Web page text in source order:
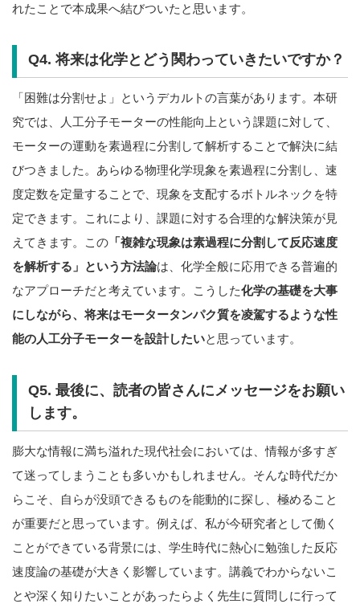
れたことで本成果へ結びついたと思います。
Q4. 将来は化学とどう関わっていきたいですか？
「困難は分割せよ」というデカルトの言葉があります。本研
究では、人工分子モーターの性能向上という課題に対して、
モーターの運動を素過程に分割して解析することで解決に結
びつきました。あらゆる物理化学現象を素過程に分割し、速
度定数を定量することで、現象を支配するボトルネックを特
定できます。これにより、課題に対する合理的な解決策が見
えてきます。この 「複雑な現象は素過程に分割して反応速度
を解析する」という方法論は、化学全般に応用できる普遍的
なアプローチだと考えています。こうした化学の基礎を大事
にしながら、将来はモータータンパク質を凌駕するような性
能の人工分子モーターを設計したいと思っています。
Q5. 最後に、読者の皆さんにメッセージをお願い
します。
膨大な情報に満ち溢れた現代社会においては、情報が多すぎ
て迷ってしまうことも多いかもしれません。そんな時代だか
らこそ、自らが没頭できるものを能動的に探し、極めること
が重要だと思っています。例えば、私が今研究者として働く
ことができている背景には、学生時代に熱心に勉強した反応
速度論の基礎が大きく影響しています。講義でわからないこ
とや深く知りたいことがあったらよく先生に質問しに行って